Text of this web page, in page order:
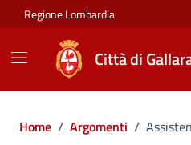
Vai ai contenuti
Vai al footer
Regione Lombardia
Città di
Home / Argomenti /